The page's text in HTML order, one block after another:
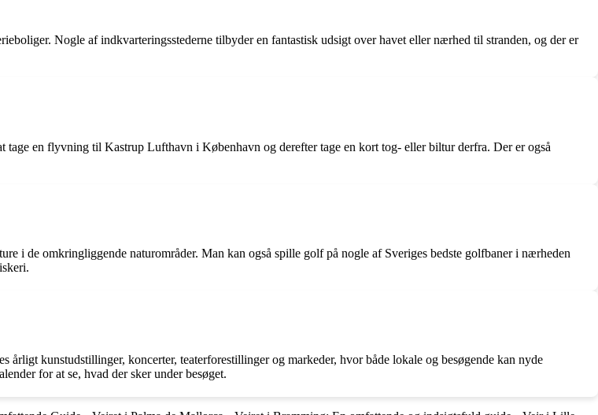
Nogle af indkvarteringsstederne tilbyder en fantastisk udsigt over havet eller nærhed til stranden, og der er
tage en flyvning til Kastrup Lufthavn i København og derefter tage en kort tog- eller biltur derfra. Der er også
i de omkringliggende naturområder. Man kan også spille golf på nogle af Sveriges bedste golfbaner i nærheden
kunstudstillinger, koncerter, teaterforestillinger og markeder, hvor både lokale og besøgende kan nyde
for at se, hvad der sker under besøget.